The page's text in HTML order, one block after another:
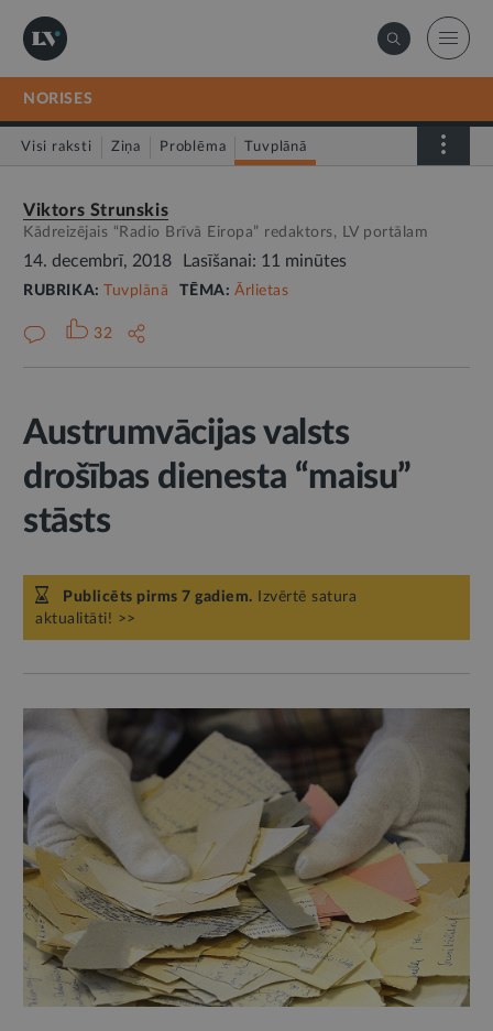
NORISES
Visi raksti Ziņa Problēma Tuvplānā
Viktors Strunskis
Kādreizējais “Radio Brīvā Eiropa” redaktors, LV portālam
14. decembrī, 2018 Lasīšanai: 11 minūtes
RUBRIKA: Tuvplānā TĒMA:Ārlietas
32
Austrumvācijas valsts
drošības dienesta “maisu”
stāsts
Publicēts pirms 7 gadiem. Izvērtē satura
aktualitāti! >>